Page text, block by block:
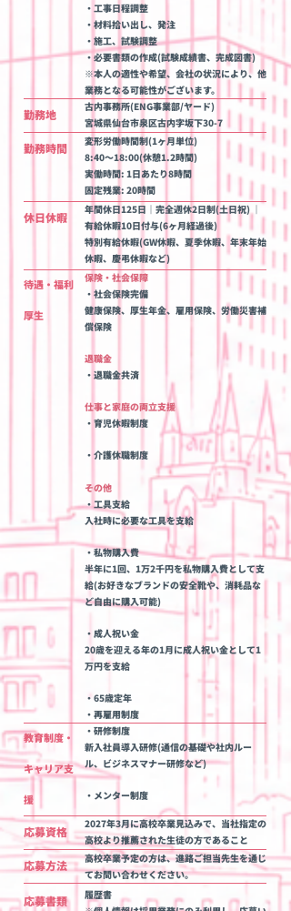
・工事日程調整
・材料拾い出し、発注
・施工、試験調整
・必要書類の作成(試験成績書、完成図書)
※本人の適性や希望、会社の状況により、他
業務となる可能性がございます。
勤務地
勤務時間
古内事務所(ENG事業部/ヤード)
宮城県仙台市泉区古内字坂下30-7
変形労働時間制(1ヶ月単位)
8:40～18:00(休憩1.2時間)
実働時間: 1日あたり8時間
固定残業: 20時間
休日休暇
年間休日125日 ｜完全週休2日制(土日祝) ｜
有給休暇10日付与(6ヶ月経過後)
特別有給休暇(GW休暇、夏季休暇、年末年始
休暇、慶弔休暇など)
待遇・福利
厚生
保険・社会保障
・社会保険完備
健康保険、厚生年金、雇用保険、労働災害補
償保険
退職金
・退職金共済
仕事と家庭の両立支援
・育児休暇制度
・介護休職制度
その他
・工具支給
入社時に必要な工具を支給
・私物購入費
半年に1回、1万2千円を私物購入費として支
給(お好きなブランドの安全靴や、消耗品な
ど自由に購入可能)
・成人祝い金
20歳を迎える年の1月に成人祝い金として1
万円を支給
・65歳定年
​・再雇用制度
教育制度・
キャリア支
援
・研修制度
新入社員導入研修(通信の基礎や社内ルー
ル、ビジネスマナー研修など)
・メンター制度
応募資格
2027年3月に高校卒業見込みで、当社指定の
高校より推薦された生徒の方であること
応募方法
高校卒業予定の方は、進路ご担当先生を通じ
てお問い合わせください。
応募書類
履歴書